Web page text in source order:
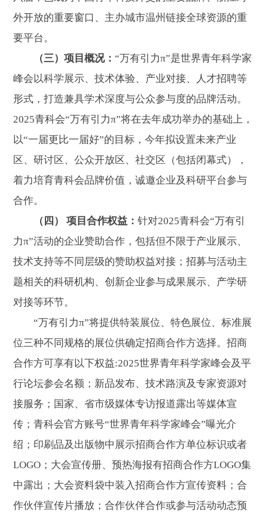
外开放的重要窗口、主办城市温州链接全球资源的重
要平台。
（三）项目概况：“万有引力π”是世界青年科学家
峰会以科学展示、技术体验、产业对接、人才招聘等
形式，打造兼具学术深度与公众参与度的品牌活动。
2025青科会“万有引力π”将在去年成功举办的基础上，
以“一届更比一届好”的目标，今年拟设置未来产业
区、研讨区、公众开放区、社交区（包括闭幕式），
着力培育青科会品牌价值，诚邀企业及科研平台参与
合作。
（四） 项目合作权益：针对2025青科会“万有引
力π”活动的企业赞助合作，包括但不限于产业展示、
技术支持等不同层级的赞助权益对接；招募与活动主
题相关的科研机构、创新企业参与成果展示、产学研
对接等环节。
“万有引力π”将提供特装展位、特色展位、标准展
位三种不同规格的展位供确定招商合作方选择。招商
合作方可享有以下权益:2025世界青年科学家峰会及平
行论坛参会名额；新品发布、技术路演及专家资源对
接服务；国家、省市级媒体专访报道露出等媒体宣
传；青科会官方账号“世界青年科学家峰会”曝光介
绍；印刷品及出版物中展示招商合作方单位标识或者
LOGO；大会宣传册、预热海报有招商合作方LOGO集
中露出；大会资料袋中装入招商合作方宣传资料；合
作伙伴宣传片播放；合作伙伴合作或参与活动动态预